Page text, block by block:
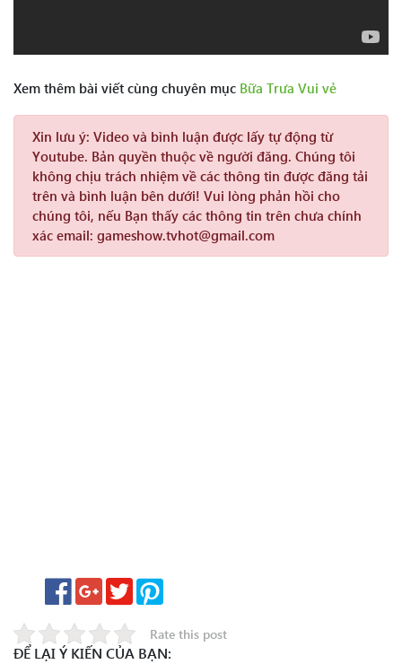
Xem thêm bài viết cùng chuyên mục Bữa Trưa Vui vẻ
Xin lưu ý: Video và bình luận được lấy tự động từ
Youtube. Bản quyền thuộc về người đăng. Chúng tôi
không chịu trách nhiệm về các thông tin được đăng tải
trên và bình luận bên dưới! Vui lòng phản hồi cho
chúng tôi, nếu Bạn thấy các thông tin trên chưa chính
xác email: gameshow.tvhot@gmail.com
Rate this post
ĐỂ LẠI Ý KIẾN CỦA BẠN: